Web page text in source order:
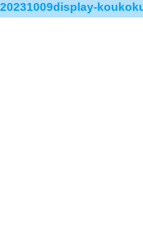
20231009display-